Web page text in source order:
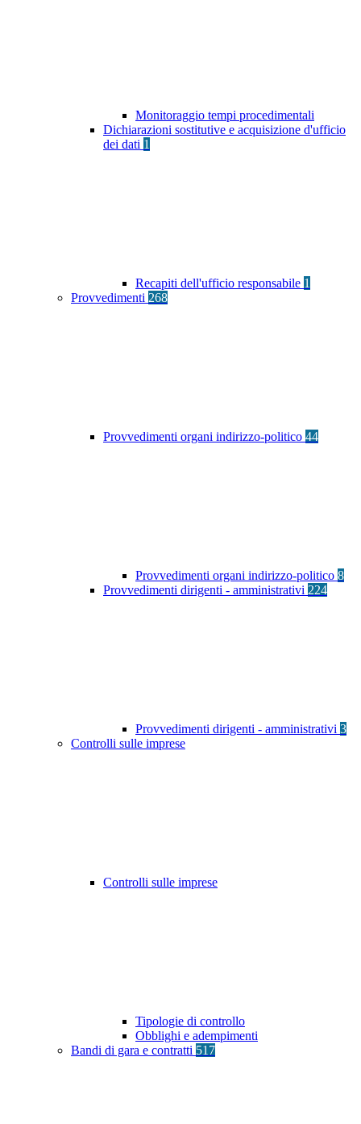
Monitoraggio tempi procedimentali
Dichiarazioni sostitutive e acquisizione d'ufficio
dei dati 1
Recapiti dell'ufficio responsabile 1
Provvedimenti 268
Provvedimenti organi indirizzo-politico 44
Provvedimenti organi indirizzo-politico 8
Provvedimenti dirigenti - amministrativi 224
Provvedimenti dirigenti - amministrativi 3
Controlli sulle imprese
Controlli sulle imprese
Tipologie di controllo
Obblighi e adempimenti
Bandi di gara e contratti 517